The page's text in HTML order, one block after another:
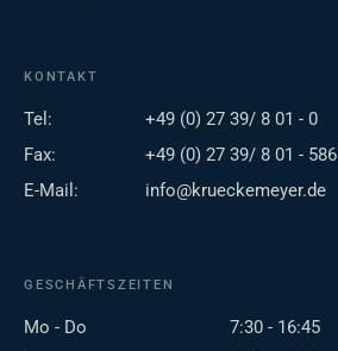
KONTAKT
Tel:
+49 (0) 27 39/ 8 01 - 0
Fax:
+49 (0) 27 39/ 8 01 - 586
E-Mail:
info@krueckemeyer.de
GESCHÄFTSZEITEN
Mo - Do
7:30 - 16:45